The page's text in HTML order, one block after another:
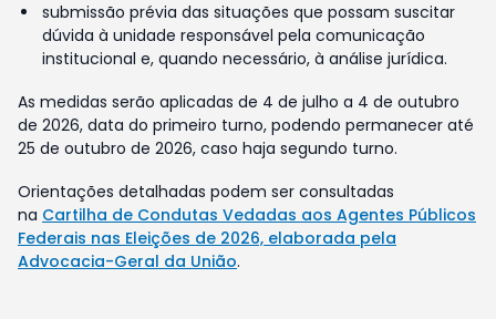
submissão prévia das situações que possam suscitar
dúvida à unidade responsável pela comunicação
institucional e, quando necessário, à análise jurídica.
As medidas serão aplicadas de 4 de julho a 4 de outubro
de 2026, data do primeiro turno, podendo permanecer até
25 de outubro de 2026, caso haja segundo turno.
Orientações detalhadas podem ser consultadas
na Cartilha de Condutas Vedadas aos Agentes Públicos
Federais nas Eleições de 2026, elaborada pela
Advocacia-Geral da União.